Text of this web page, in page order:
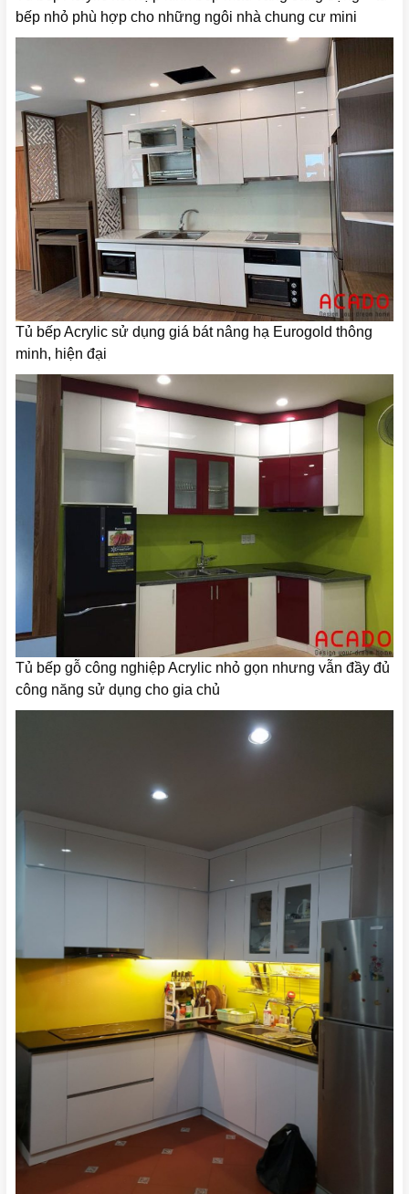
bếp nhỏ phù hợp cho những ngôi nhà chung cư mini
Tủ bếp Acrylic sử dụng giá bát nâng hạ Eurogold thông
minh, hiện đại
Tủ bếp gỗ công nghiệp Acrylic nhỏ gọn nhưng vẫn đầy đủ
công năng sử dụng cho gia chủ